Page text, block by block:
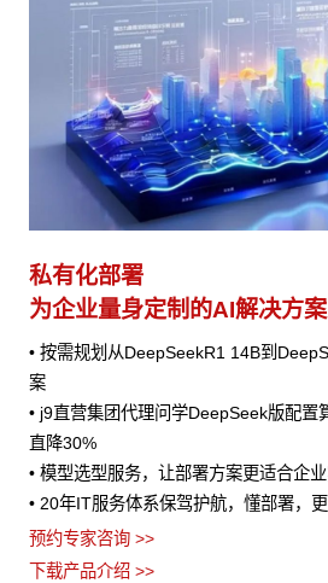
私有化部署
为企业量身定制的AI解决方案
• 按需规划从DeepSeekR1 14B到
案
• j9直营集团代理问学DeepSeek版配置
直降30%
• 模型选型服务，让部署方案更适合企
• 20年IT服务体系保驾护航，懂部署，
预约专家咨询 >>
下载产品介绍 >>